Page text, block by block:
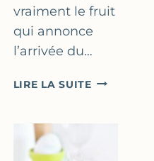
vraiment le fruit
qui annonce
l’arrivée du…
LIRE LA SUITEDESSERTS